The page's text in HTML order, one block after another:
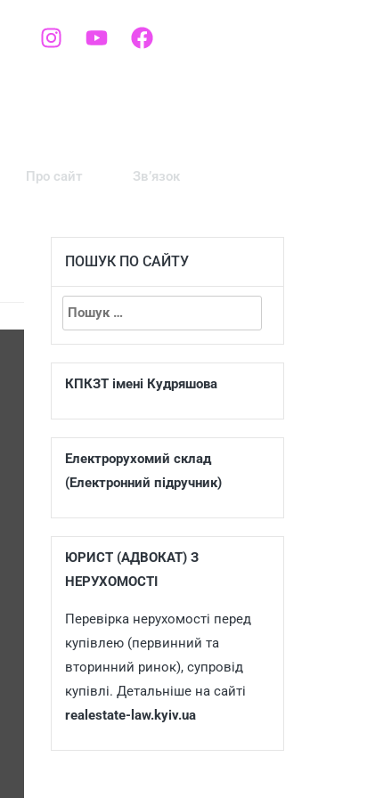
Про сайт Зв’язок
ПОШУК ПО САЙТУ
КПКЗТ імені Кудряшова
Електрорухомий склад
(Електронний підручник)
ЮРИСТ (АДВОКАТ) З
НЕРУХОМОСТІ
Перевірка нерухомості перед
купівлею (первинний та
вторинний ринок), супровід
купівлі. Детальніше на сайті
realestate-law.kyiv.ua